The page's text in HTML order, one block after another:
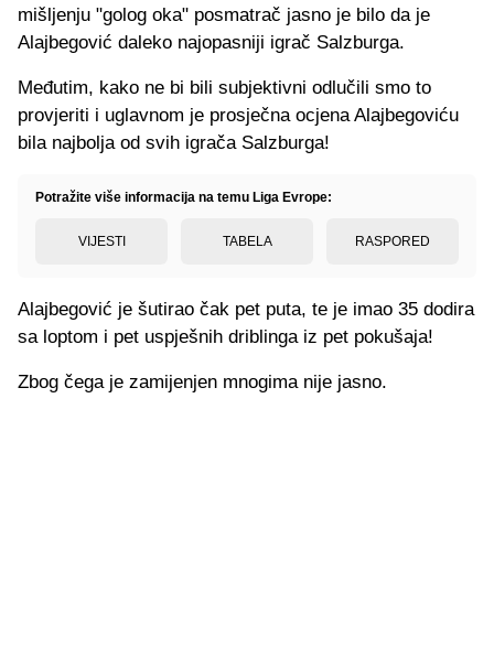
mišljenju "golog oka" posmatrač jasno je bilo da je
Alajbegović daleko najopasniji igrač Salzburga.
Međutim, kako ne bi bili subjektivni odlučili smo to
provjeriti i uglavnom je prosječna ocjena Alajbegoviću
bila najbolja od svih igrača Salzburga!
Potražite više informacija na temu Liga Evrope:
VIJESTI TABELA RASPORED
Alajbegović je šutirao čak pet puta, te je imao 35 dodira
sa loptom i pet uspješnih driblinga iz pet pokušaja!
Zbog čega je zamijenjen mnogima nije jasno.